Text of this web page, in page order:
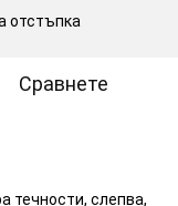
отстъпка
Сравнете
течности, слепва,